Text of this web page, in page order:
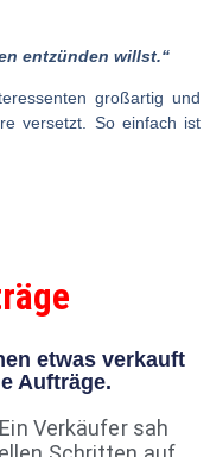
entzünden willst.“
großartig und
versetzt. So einfach ist
etwas verkauft
Aufträge.
Verkäufer sah